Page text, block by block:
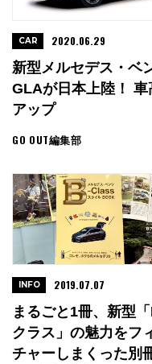
新型メルセデス・ベ
GLAが日本上陸！ 車
アップ
GO OUT編集部
CAR 2020.06.29
まるごと1冊、新型
クラス」の魅力をフ
チャーしまくった別
INFO 2019.07.07